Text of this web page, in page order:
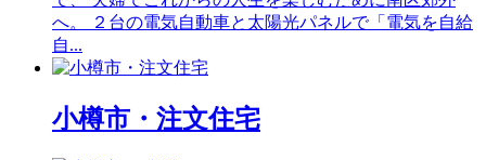
へ。 ２台の電気自動車と太陽光パネルで「電気を自給
自...
小樽市・注文住宅